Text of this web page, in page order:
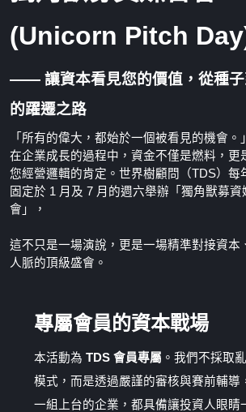
(Unicorn Pitch
—— 讓資本看見您的價值，從種子
的躍遷之路
「所有的偉大，都始於一個被看見的機會。」
在企業成長的過程中，資金不僅是燃料，更
您經營邏輯的肯定。世界樹顧問（TDS）每
固定於 1 月及 7 月的週六舉辦「獨角獸募資
會」，
這不只是一場演說，更是一場精準對接資本
人脈的頂級盛會。
專屬會員的資本戰場
本活動為 TDS 會員專屬 。我們不採取
模式，而是透過嚴謹的審核與賽前輔導
一組上台的企業，都具備讓投資人眼睛